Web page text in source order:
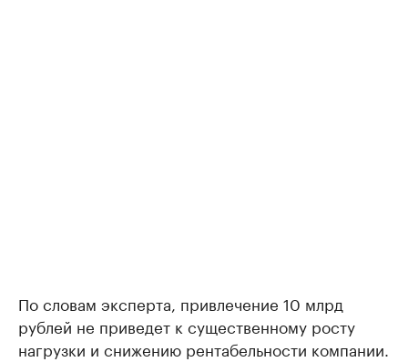
По словам эксперта, привлечение 10 млрд
рублей не приведет к существенному росту
нагрузки и снижению рентабельности компании.